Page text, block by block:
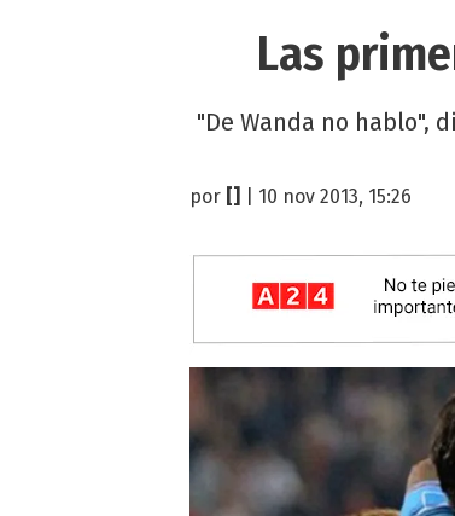
Las
"De Wanda no
por | 10 nov 2013, 15:26